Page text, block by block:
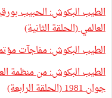
الطيب البكوش: الحبيب
العالمي (الحلقة الثانية)
الطيب البكوش: مفاجآت مؤتمر قفصة 1981
جوان 1981 (الحلقة الرابعة)